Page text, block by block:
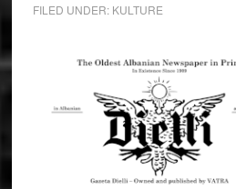
FILED UNDER: KULTURE